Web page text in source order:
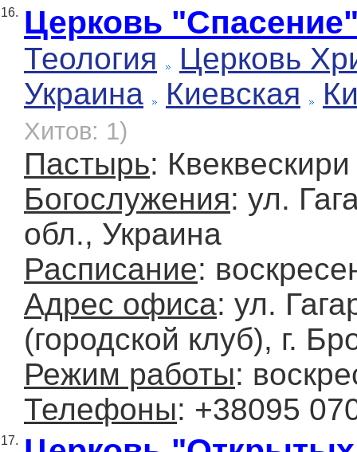
16. Церковь
Теология
Церковь
Украина
Киевская
Хитов: 1)
Пастырь:
Богослужения: ул.
обл., Украина
Расписание:
Адрес офиса: ул.
(городской клуб), г.
Режим работы:
Телефоны: +38095
17.